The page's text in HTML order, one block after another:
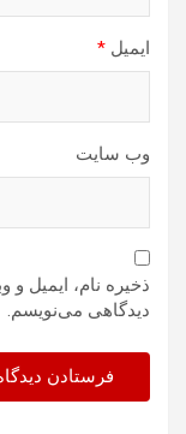
ایمیل *
وب‌ سایت
ذخیره نام، ایمیل
دیدگاهی می‌نویسم.